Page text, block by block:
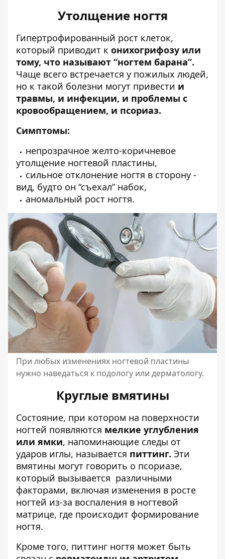
Утолщение ногтя
Гипертрофированный рост клеток,
который приводит к онихогрифозу или
тому, что называют “ногтем барана”.
Чаще всего встречается у пожилых людей,
но к такой болезни могут привести и
травмы, и инфекции, и проблемы с
кровообращением, и псориаз.
Симптомы:
непрозрачное желто-коричневое
утолщение ногтевой пластины,
сильное отклонение ногтя в сторону -
вид, будто он “съехал” набок,
аномальный рост ногтя.
При любых изменениях ногтевой пластины
нужно наведаться к подологу или дерматологу.
Круглые вмятины
Состояние, при котором на поверхности
ногтей появляются мелкие углубления
или ямки, напоминающие следы от
ударов иглы, называется питтинг. Эти
вмятины могут говорить о псориазе,
который вызывается различными
факторами, включая изменения в росте
ногтей из-за воспаления в ногтевой
матрице, где происходит формирование
ногтя.
Кроме того, питтинг ногтя может быть